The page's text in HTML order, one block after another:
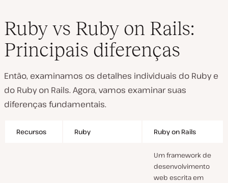
Ruby vs Ruby on Rails:
Principais diferenças
Então, examinamos os detalhes individuais do Ruby e
do Ruby on Rails. Agora, vamos examinar suas
diferenças fundamentais.
Recursos Ruby Ruby on Rails
Um framework de
desenvolvimento
web escrita em